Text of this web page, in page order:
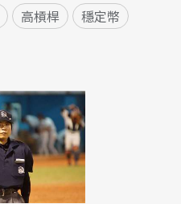
高槓桿
穩定幣